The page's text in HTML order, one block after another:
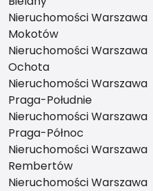
Nieruchomości Warszawa
Mokotów
Nieruchomości Warszawa
Ochota
Nieruchomości Warszawa
Praga-Południe
Nieruchomości Warszawa
Praga-Północ
Nieruchomości Warszawa
Rembertów
Nieruchomości Warszawa